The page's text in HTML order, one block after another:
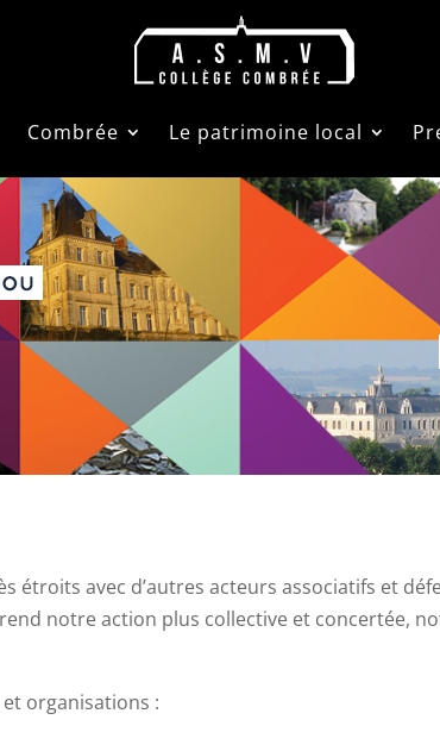
Combrée Le patrimoine local
étroits avec d’autres acteurs associatifs et
notre action plus collective et concertée,
organisations :